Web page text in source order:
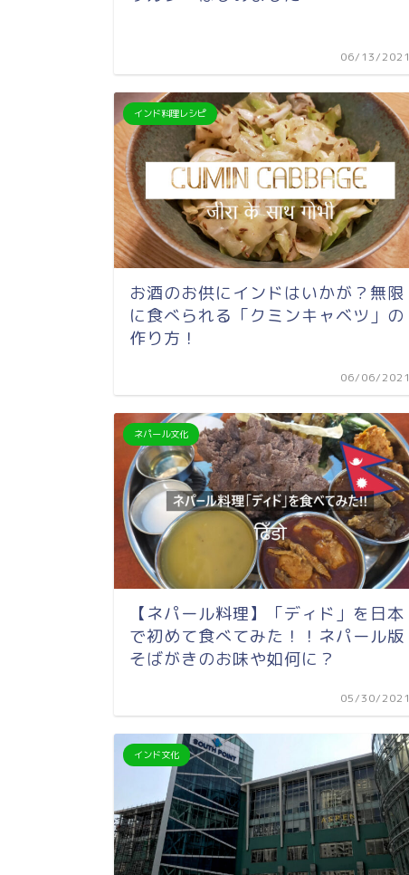
06/13/2021
インド料理レシピ
お酒のお供にインドはいかが？無限
に食べられる「クミンキャベツ」の
作り方！
06/06/2021
ネパール文化
【ネパール料理】「ディド」を日本
で初めて食べてみた！！ネパール版
そばがきのお味や如何に？
05/30/2021
インド文化